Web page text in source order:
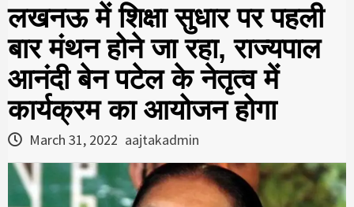
लखनऊ में शिक्षा सुधार पर पहली
बार मंथन होने जा रहा, राज्‍यपाल
आनंदी बेन पटेल के नेतृत्‍व में
कार्यक्रम का आयोजन होगा
March 31, 2022 aajtakadmin